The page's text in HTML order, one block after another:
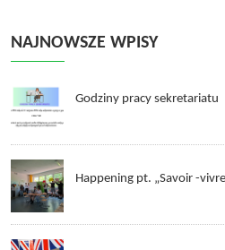
NAJNOWSZE WPISY
Godziny pracy sekretariatu
Happening pt. „Savoir -